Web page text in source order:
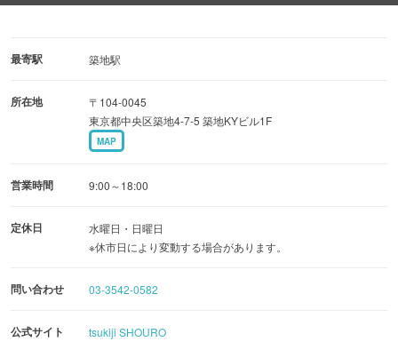
最寄駅 築地駅
所在地
〒104-0045
東京都中央区築地4-7-5 築地KYビル1F
MAP
営業時間 9:00～18:00
定休日
水曜日・日曜日
※休市日により変動する場合があります。
問い合わせ 03-3542-0582
公式サイト tsukiji SHOURO